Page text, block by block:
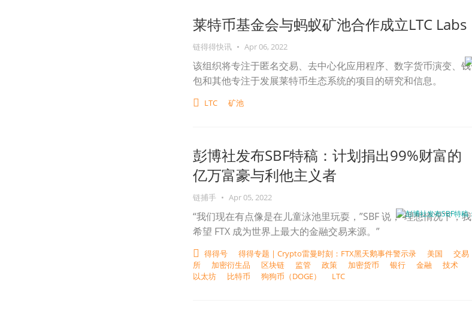
莱特币基金会与蚂蚁矿池合作成立LTC Labs
链得得快讯 • Apr 06, 2022
该组织将专注于匿名交易、去中心化应用程序、数字货币演变、钱
包和其他专注于发展莱特币生态系统的项目的研究和信息。
LTC 矿池
彭博社发布SBF特稿：计划捐出99%财富的
亿万富豪与利他主义者
链捕手 • Apr 05, 2022
“我们现在有点像是在儿童泳池里玩耍，”SBF 说，“理想情况下，我
希望 FTX 成为世界上最大的金融交易来源。”
得得号 得得专题 | Crypto雷曼时刻：FTX黑天鹅事件警示录 美国
交易
所
加密衍生品 区块链 监管 政策 加密货币 银行 金融
技术
以太坊
比特币 狗狗币（DOGE） LTC